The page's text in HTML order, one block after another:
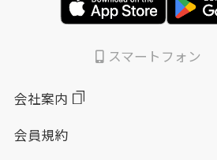
スマートフォン
会社案内
会員規約